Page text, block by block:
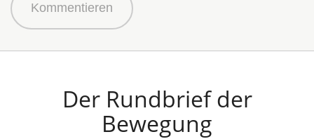
Kommentieren
Der Rundbrief der
Bewegung